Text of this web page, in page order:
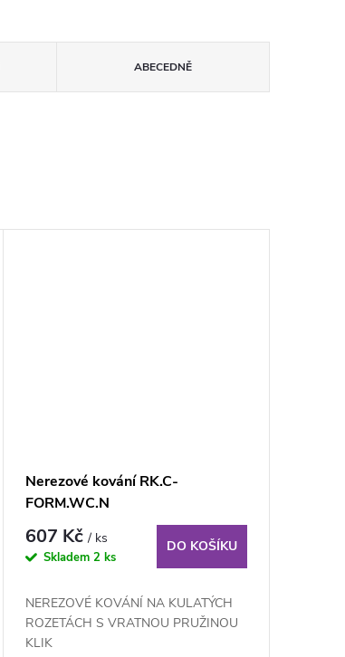
ABECEDNĚ
Nerezové kování RK.C-
FORM.WC.N
607 Kč/ ks
Skladem 2 ks
DO KOŠÍKU
NEREZOVÉ KOVÁNÍ NA KULATÝCH
ROZETÁCH S VRATNOU PRUŽINOU
KLIK